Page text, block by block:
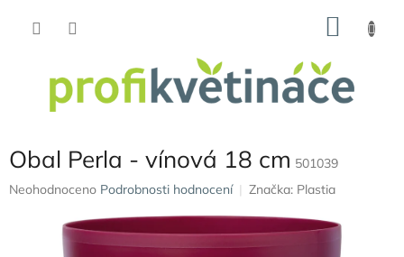
Obal Perla - vínová 18 cm 501039
Průměrné
Neohodnoceno Podrobnosti hodnocení Značka: Plastia